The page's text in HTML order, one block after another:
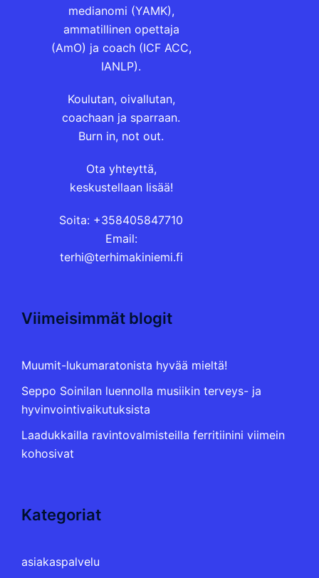
medianomi (YAMK),
ammatillinen opettaja
(AmO) ja coach (ICF ACC,
IANLP).
Koulutan, oivallutan,
coachaan ja sparraan.
Burn in, not out.
Ota yhteyttä,
keskustellaan lisää!
Soita: +358405847710
Email:
terhi@terhimakiniemi.fi
Viimeisimmät blogit
Muumit-lukumaratonista hyvää mieltä!
Seppo Soinilan luennolla musiikin terveys- ja
hyvinvointivaikutuksista
Laadukkailla ravintovalmisteilla ferritiinini viimein
kohosivat
Kategoriat
asiakaspalvelu